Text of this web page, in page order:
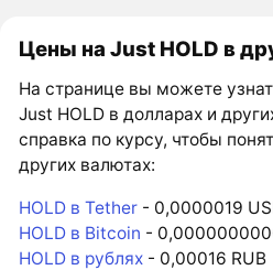
Цены на Just HOLD в
На странице вы можете
Just HOLD в долларах и
справка по курсу, чтобы
других валютах:
HOLD в Tether - 0,0000019
HOLD в Bitcoin -
HOLD в рублях - 0,00016 RUB